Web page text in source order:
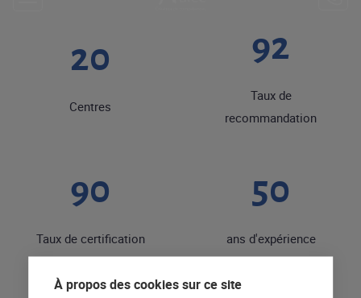
20
Centres
92
Taux de
recommandation
90
Taux de certification
50
ans d'expérience
À propos des cookies sur ce site